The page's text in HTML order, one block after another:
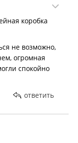
коробка
не возможно,
огромная
спокойно
ответить